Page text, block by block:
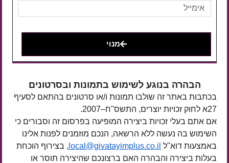
מנוי
הבהרה בנוגע לשימוש בתמונות ובסרטונים
בכתבות באתר זה שולבו תמונות ו/או סרטונים בהתאם לסעיף
27א לחוק זכויות יוצרים, התשס"ח–2007.
אם אתם בעלי זכויות ביצירה המופיעה בפרסום זה וסבורים כי
השימוש בה נעשה ללא הרשאה, הנכם מוזמנים לפנות אלינו
באמצעות דוא"ל local@givatayimplus.co.il , בצירוף הוכחת
בעלות ביצירה והבהרה האם ברצונכם שהיצירה תוסר או